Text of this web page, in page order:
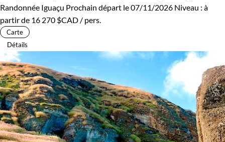
Randonnée Iguaçu Prochain départ le 07/11/2026 Niveau : à
partir de 16 270 $CAD / pers.
Carte
Détails